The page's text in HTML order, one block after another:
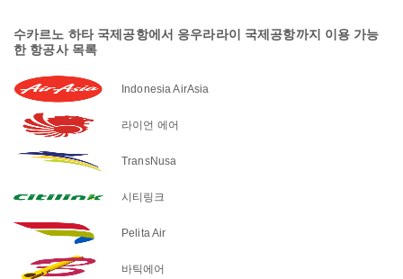
수카르노 하타 국제공항에서 응우라라이 국제공항까지 이용 가능
한 항공사 목록
Indonesia AirAsia
라이언 에어
TransNusa
시티링크
Pelita Air
바틱에어